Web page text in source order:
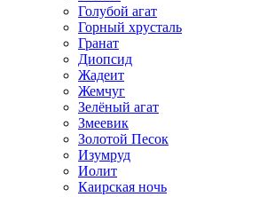
Голубой агат
Горный хрусталь
Гранат
Диопсид
Жадеит
Жемчуг
Зелёный агат
Змеевик
Золотой Песок
Изумруд
Иолит
Каирская ночь